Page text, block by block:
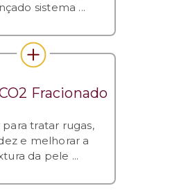
sistema ...
Fracionado
para tratar rugas,
e melhorar a
da pele ...